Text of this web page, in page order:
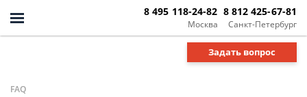
Москва
8 495 118-24-82
Санкт-Петербург
8 812 425-67-81
Задать вопрос
FAQ